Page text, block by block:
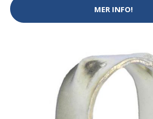
MER INFO!